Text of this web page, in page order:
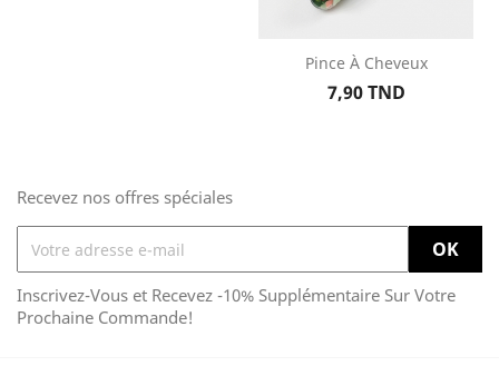
Pince À Cheveux
Prix
7,90 TND
Recevez nos offres spéciales
Inscrivez-Vous et Recevez -10% Supplémentaire Sur Votre
Prochaine Commande!